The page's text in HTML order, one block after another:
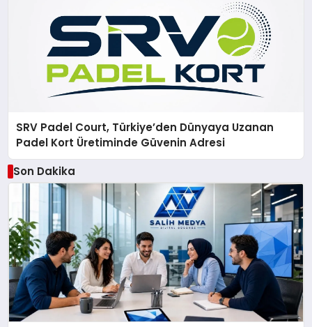
SRV Padel Court, Türkiye’den Dünyaya Uzanan
Padel Kort Üretiminde Güvenin Adresi
Son Dakika